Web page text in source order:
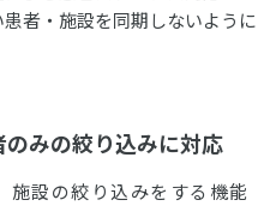
者・施設を同期しないように
みの絞り込みに対応
施設の絞り込みをする機能